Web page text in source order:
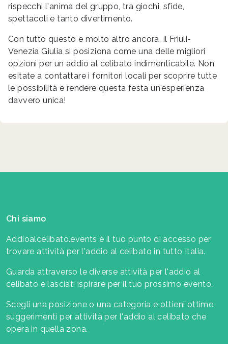
rispecchi l'anima del gruppo, tra giochi, sfide,
spettacoli e tanto divertimento.
Con tutto questo e molto altro ancora, il Friuli-
Venezia Giulia si posiziona come una delle migliori
opzioni per un addio al celibato indimenticabile. Non
esitate a contattare i fornitori locali per scoprire tutte
le possibilità e rendere questa festa un'esperienza
davvero unica!
Chi siamo
Addioalcelibato.events è il tuo punto di accesso per
trovare attività per l'addio al celibato in tutto Italia.
Guarda attraverso le diverse attività per l'addio al
celibato e lasciati ispirare per il tuo prossimo evento.
Scegli una posizione o una categoria e ottieni ottime
suggerimenti per attività per l'addio al celibato che
opera in quella zona.